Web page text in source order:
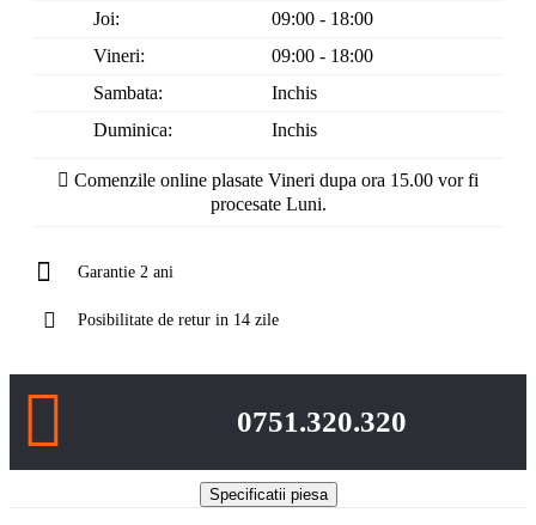
Joi:
09:00 - 18:00
Vineri:
09:00 - 18:00
Sambata:
Inchis
Duminica:
Inchis
Comenzile online plasate Vineri dupa ora 15.00 vor fi
procesate Luni.
Garantie 2 ani
Posibilitate de retur in 14 zile
0751.320.320
Specificatii piesa